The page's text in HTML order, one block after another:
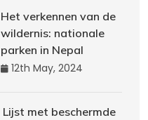
Het verkennen van de
wildernis: nationale
parken in Nepal
12th May, 2024
Lijst met beschermde